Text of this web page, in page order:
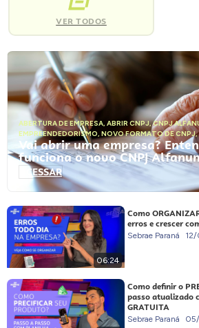
VER TODOS
ABERTURA DE EMPRESA, ABRIR CNPJ,CNPJ
EMPREENDEDORISMO, NOVO FORMATO DE CNPJ,
Vai abrir uma empresa?
funciona o novo CNPJ
ACESSAR
06:24
Como
erros e crescer
Sebrae Paraná
Como definir o
passo atualizado
GRATUITA
Sebrae Paraná